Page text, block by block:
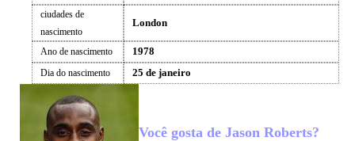
ciudades de
nascimento
London
Ano de nascimento 1978
Dia do nascimento 25 de janeiro
Você gosta de Jason Roberts?